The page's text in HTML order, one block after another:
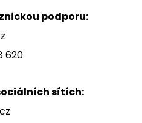
podporu:
620
sítích: